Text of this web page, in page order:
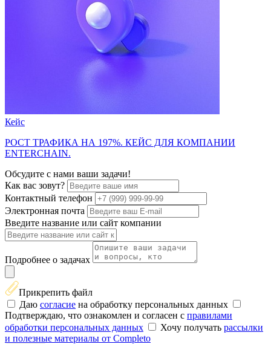
Кейс
РОСТ ТРАФИКА НА 197%. КЕЙС ДЛЯ КОМПАНИИ
ENTERCHAIN.
Обсудите с нами ваши задачи!
Как вас зовут?
Контактный телефон
Электронная почта
Введите название или сайт компании
Подробнее о задачах
Прикрепить файл
Даю согласие на обработку персональных данных
Подтверждаю, что ознакомлен и согласен с правилами
обработки персональных данных
Хочу получать рассылки
и полезные материалы от Completo